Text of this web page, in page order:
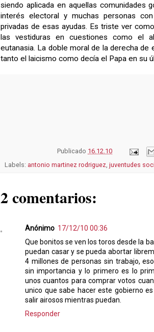
siendo aplicada en aquellas comunidades
interés electoral y muchas personas
privadas de esas ayudas. Es triste ver
las vestiduras en cuestiones como el
eutanasia. La doble moral de la derecha de
tanto el laicismo como decía el Papa en su
Publicado 16.12.10
Labels: antonio martinez rodriguez, juventudes
2 comentarios:
Anónimo 17/12/10 00:36
Que bonitos se ven los toros desde la
puedan casar y se pueda abortar
4 millones de personas sin trabajo,
sin importancia y lo primero es lo
unos cuantos para comprar votos
unico que sabe hacer este gobierno
salir airosos mientras puedan.
Responder